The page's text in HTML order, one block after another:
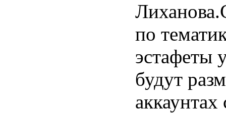
по
эстафеты
будут